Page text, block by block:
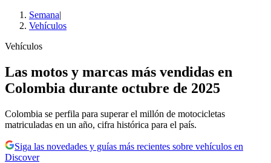
Semana|
Vehículos
Vehículos
Las motos y marcas más vendidas en
Colombia durante octubre de 2025
Colombia se perfila para superar el millón de motocicletas
matriculadas en un año, cifra histórica para el país.
Siga las novedades y guías más recientes sobre vehículos en
Discover